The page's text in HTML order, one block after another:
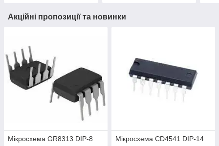
Акційні пропозиції та новинки
Мікросхема GR8313 DIP-8
Мікросхема СD4541 DIP-14